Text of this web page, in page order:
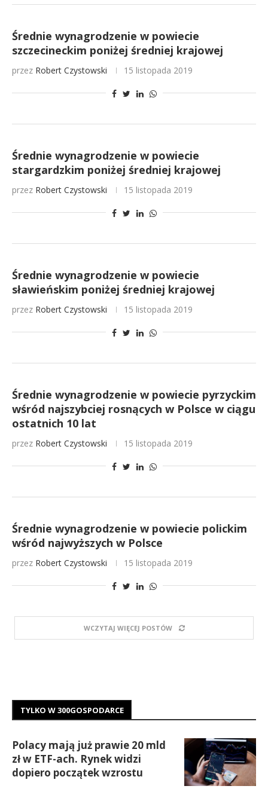
Średnie wynagrodzenie w powiecie
szczecineckim poniżej średniej krajowej
przez Robert Czystowski 15 listopada 2019
Średnie wynagrodzenie w powiecie
stargardzkim poniżej średniej krajowej
przez Robert Czystowski 15 listopada 2019
Średnie wynagrodzenie w powiecie
sławieńskim poniżej średniej krajowej
przez Robert Czystowski 15 listopada 2019
Średnie wynagrodzenie w powiecie pyrzyckim
wśród najszybciej rosnących w Polsce w ciągu
ostatnich 10 lat
przez Robert Czystowski 15 listopada 2019
Średnie wynagrodzenie w powiecie polickim
wśród najwyższych w Polsce
przez Robert Czystowski 15 listopada 2019
WCZYTAJ WIĘCEJ POSTÓW
TYLKO W 300GOSPODARCE
Polacy mają już prawie 20 mld
zł w ETF-ach. Rynek widzi
dopiero początek wzrostu